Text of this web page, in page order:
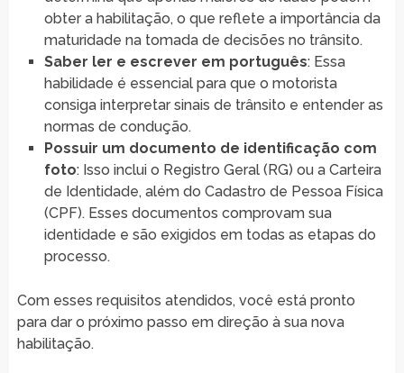
obter a habilitação, o que reflete a importância da
maturidade na tomada de decisões no trânsito.
Saber ler e escrever em português: Essa
habilidade é essencial para que o motorista
consiga interpretar sinais de trânsito e entender as
normas de condução.
Possuir um documento de identificação com
foto: Isso inclui o Registro Geral (RG) ou a Carteira
de Identidade, além do Cadastro de Pessoa Física
(CPF). Esses documentos comprovam sua
identidade e são exigidos em todas as etapas do
processo.
Com esses requisitos atendidos, você está pronto
para dar o próximo passo em direção à sua nova
habilitação.